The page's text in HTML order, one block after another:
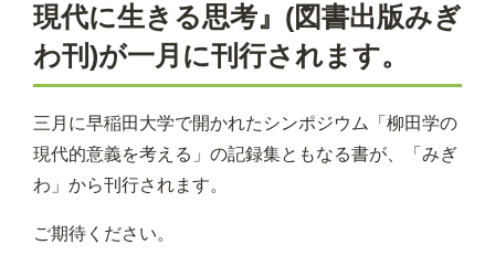
現代に生きる思考』(図書出版みぎ
わ刊)が一月に刊行されます。
三月に早稲田大学で開かれたシンポジウム「柳田学の
現代的意義を考える」の記録集ともなる書が、「みぎ
わ」から刊行されます。
ご期待ください。